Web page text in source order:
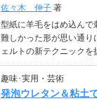
佐々木 伸子 著
型紙に羊毛をはめ込ん
難しかった形が思い通り
ェルトの新テクニックを
趣味･実用・芸術
発泡ウレタン＆粘土